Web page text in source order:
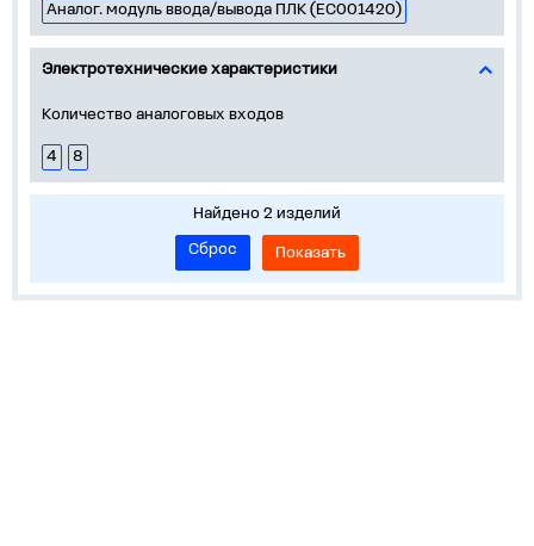
Аналог. модуль ввода/вывода ПЛК (EC001420)
Электротехнические характеристики
Количество аналоговых входов
4 8
Найдено 2 изделий
Сброс
Показать